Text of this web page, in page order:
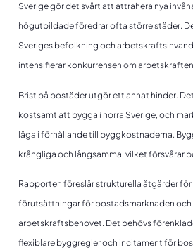
Sverige gör det svårt att attrahera nya
högutbildade föredrar ofta större städer.
Sveriges befolkning och
intensifierar konkurrensen om
Brist på bostäder utgör ett annat hinder.
kostsamt att bygga i norra Sverige, och
låga i förhållande till byggkostnaderna.
krångliga och långsamma, vilket försvårar
Rapporten föreslår strukturella åtgärder
förutsättningar för bostadsmarknaden och
arbetskraftsbehovet. Det behövs
flexiblare byggregler och incitament för